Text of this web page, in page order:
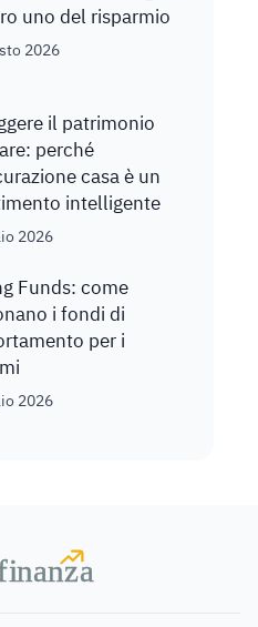
uno del risparmio
2026
il patrimonio
perché
casa è un
intelligente
2026
Funds: come
i fondi di
per i
2026
inanza
inanza